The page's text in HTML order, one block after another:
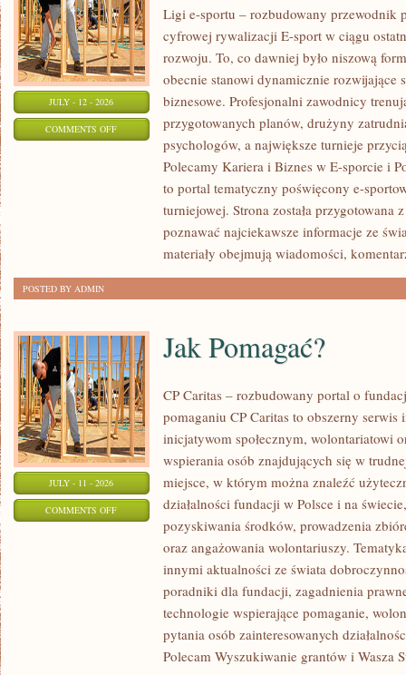
JULY - 12 - 2026
COMMENTS OFFON
LIGIESPORTU
Ligi e-sportu – rozbudowany przewodnik
cyfrowej rywalizacji E-sport w ciągu
rozwoju. To, co dawniej było niszową
obecnie stanowi dynamicznie rozwijające
biznesowe. Profesjonalni zawodnicy
przygotowanych planów, drużyny
psychologów, a największe turnieje
Polecamy Kariera i Biznes w E-sporcie i
to portal tematyczny poświęcony e-
turniejowej. Strona została przygotowana
poznawać najciekawsze informacje ze
materiały obejmują wiadomości,
POSTED BY ADMIN
JULY - 11 - 2026
COMMENTS OFFON
POMAGAĆ?
Jak Pomagać?
CP Caritas – rozbudowany portal o
pomaganiu CP Caritas to obszerny
inicjatywom społecznym, wolontariatowi
wspierania osób znajdujących się w
miejsce, w którym można znaleźć
działalności fundacji w Polsce i na
pozyskiwania środków, prowadzenia
oraz angażowania wolontariuszy.
innymi aktualności ze świata
poradniki dla fundacji, zagadnienia
technologie wspierające pomaganie,
pytania osób zainteresowanych
Polecam Wyszukiwanie grantów i Wasza